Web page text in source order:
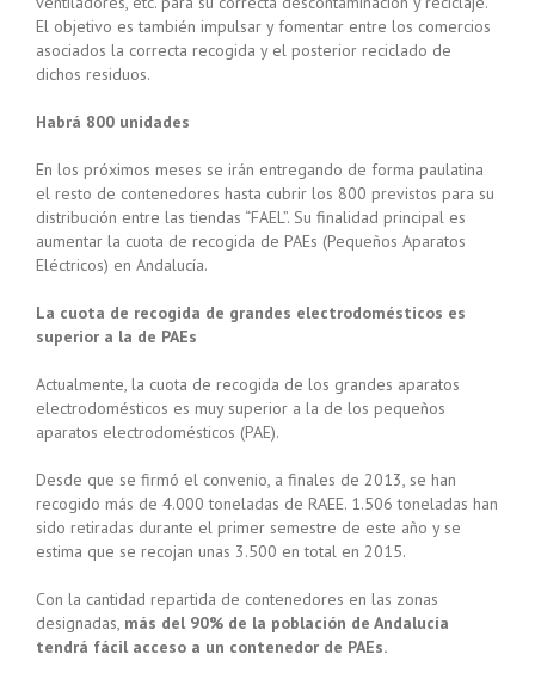
El objetivo es también impulsar y fomentar entre los comercios
asociados la correcta recogida y el posterior reciclado de
dichos residuos.
Habrá 800 unidades
En los próximos meses se irán entregando de forma paulatina
el resto de contenedores hasta cubrir los 800 previstos para su
distribución entre las tiendas “FAEL”. Su finalidad principal es
aumentar la cuota de recogida de PAEs (Pequeños Aparatos
Eléctricos) en Andalucía.
La cuota de recogida de grandes electrodomésticos es
superior a la de PAEs
Actualmente, la cuota de recogida de los grandes aparatos
electrodomésticos es muy superior a la de los pequeños
aparatos electrodomésticos (PAE).
Desde que se firmó el convenio, a finales de 2013, se han
recogido más de 4.000 toneladas de RAEE. 1.506 toneladas han
sido retiradas durante el primer semestre de este año y se
estima que se recojan unas 3.500 en total en 2015.
Con la cantidad repartida de contenedores en las zonas
designadas, más del 90% de la población de Andalucía
tendrá fácil acceso a un contenedor de PAEs.